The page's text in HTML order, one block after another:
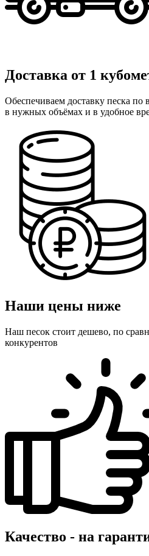
Доставка от 1
Обеспечиваем доставку песка по
в нужных объёмах и в удобное
Наши цены ниже
Наш песок стоит дешево, по
конкурентов
Качество - на